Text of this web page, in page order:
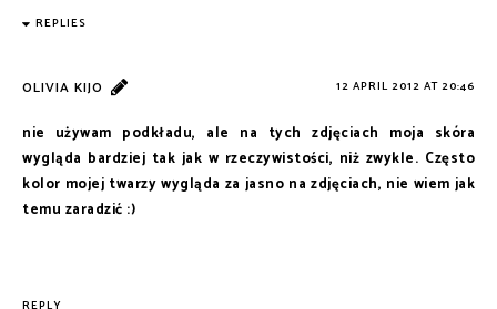
REPLIES
OLIVIA KIJO 12 APRIL 2012 AT 20:46
nie używam podkładu, ale na tych zdjęciach moja skóra
wygląda bardziej tak jak w rzeczywistości, niż zwykle. Często
kolor mojej twarzy wygląda za jasno na zdjęciach, nie wiem jak
temu zaradzić :)
REPLY